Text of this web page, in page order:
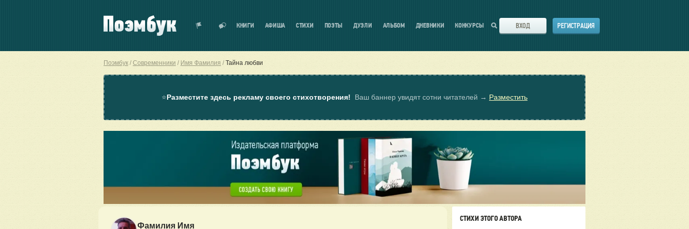
КНИГИ АФИША СТИХИ ПОЭТЫ ДУЭЛИ АЛЬБОМ ДНЕВНИКИ КОНКУРСЫ ВХОД РЕГИСТРАЦИЯ
Поэмбук Современники Имя Фамилия Тайна любви
⭐Разместите здесь рекламу своего стихотворения! Ваш баннер увидят сотни читателей → Разместить
Фамилия Имя
СТИХИ ЭТОГО АВТОРА